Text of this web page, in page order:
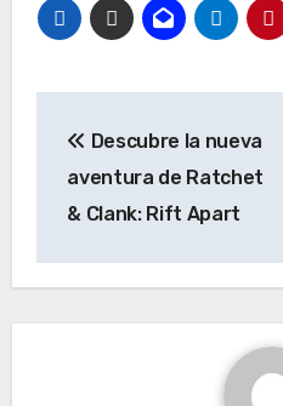
navigation
Descubre la nueva
aventura de Ratchet
& Clank: Rift Apart